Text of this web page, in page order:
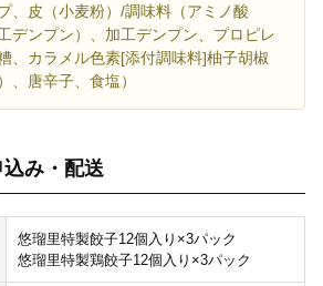
、皮（小麦粉）/調味料（アミノ酸
デンプン）、加工デンプン、プロピレ
、カラメル色素[添付調味料]柚子胡椒
、唐辛子、食塩）
み・配送
悠瑠里特製餃子12個入り×3パック
悠瑠里特製鶏餃子12個入り×3パック